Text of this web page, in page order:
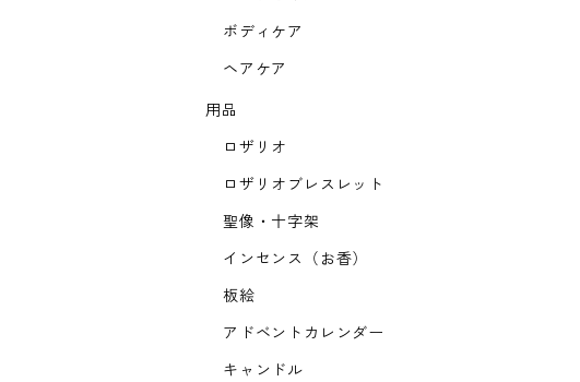
ボディケア
ヘアケア
用品
ロザリオ
ロザリオブレスレット
聖像・十字架
インセンス（お香）
板絵
アドベントカレンダー
キャンドル